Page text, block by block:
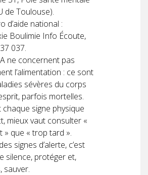
de Toulouse).
d’aide national :
Boulimie Info Écoute,
037.
ne concernent pas
l’alimentation : ce sont
sévères du corps
parfois mortelles.
chaque signe physique
mieux vaut consulter «
» que « trop tard ».
signes d’alerte, c’est
silence, protéger et,
sauver.